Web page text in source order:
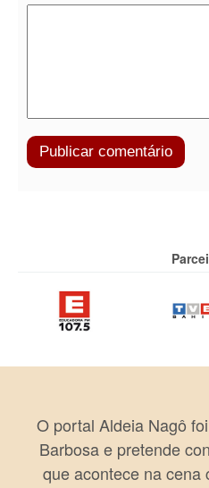
O portal Aldeia Nagô
Barbosa e pretende
que acontece na cena